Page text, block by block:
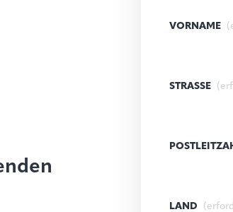
VORNAME
STRASSE
LAND